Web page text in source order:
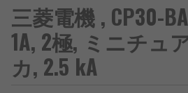
三菱電機 , CP30-
1A, 2極, ミニチュ
カ, 2.5 kA